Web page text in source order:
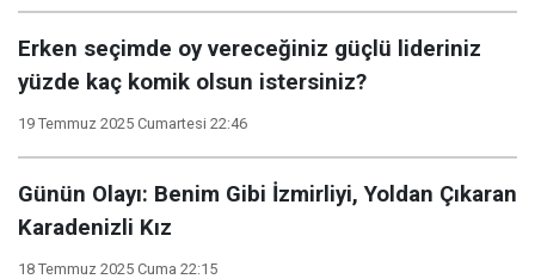
Erken seçimde oy vereceğiniz güçlü lideriniz
yüzde kaç komik olsun istersiniz?
19 Temmuz 2025 Cumartesi 22:46
Günün Olayı: Benim Gibi İzmirliyi, Yoldan Çıkaran
Karadenizli Kız
18 Temmuz 2025 Cuma 22:15